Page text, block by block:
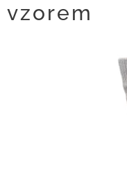
vzorem